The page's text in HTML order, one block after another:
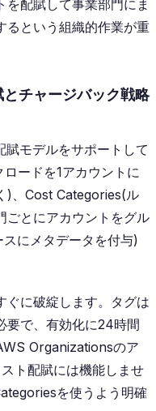
配賦して事業部門にま
るという組織的作業が重
チャージバック戦略
モデルをサポートして
ードを1アカウントに
)、Cost Categories(ル
ごとにアカウントをグル
にメタデータを付与)
ぐに破綻します。タグは
要で、有効化に24時間
Organizationsのア
ト配賦には機能しませ
を使うよう明確